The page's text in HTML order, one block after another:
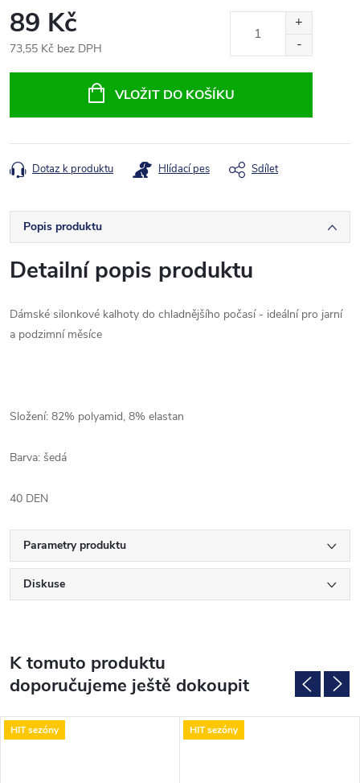
89 Kč
73,55 Kč bez DPH
VLOŽIT DO KOŠÍKU
Dotaz k produktu Hlídací pes Sdílet
Popis produktu
Detailní popis produktu
Dámské silonkové kalhoty do chladnějšího počasí - ideální pro jarní
a podzimní měsíce
Složení: 82% polyamid, 8% elastan
Barva: šedá
40 DEN
Parametry produktu
Diskuse
K tomuto produktu
doporučujeme ještě dokoupit
HIT sezóny HIT sezóny